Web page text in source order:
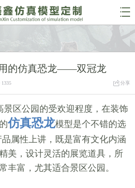

的仿真恐龙——双冠龙
1335 分享
景区公园的受欢迎程度，在装饰
仿真恐龙模型是个不错的选
属性上讲，既是富有文化内涵
美，设计灵活的展览道具，所
丰富，尤其适合景区公园。